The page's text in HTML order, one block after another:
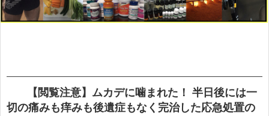
【閲覧注意】ムカデに噛まれた！ 半日後には一
切の痛みも痒みも後遺症もなく完治した応急処置の